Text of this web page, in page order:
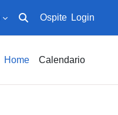
Attiva/disattiva input di
Ospite Login
Home Calendario